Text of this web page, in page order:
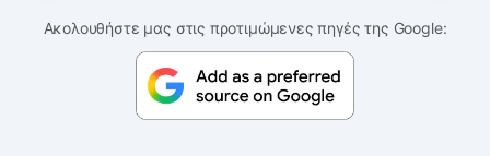
Ακολουθήστε μας στις προτιμώμενες πηγές της Google: